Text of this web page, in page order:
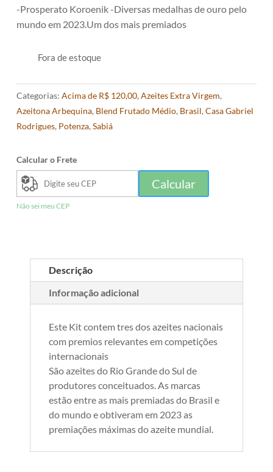
-Prosperato Koroenik -Diversas medalhas de ouro pelo
mundo em 2023.Um dos mais premiados
Fora de estoque
Categorias: Acima de R$ 120,00, Azeites Extra Virgem,
Azeitona Arbequina, Blend Frutado Médio, Brasil, Casa Gabriel
Rodrigues, Potenza, Sabiá
Calcular o Frete
Calcular
Não sei meu CEP
Descrição
Informação adicional
Este Kit contem tres dos azeites nacionais
com premios relevantes em competições
internacionais
São azeites do Rio Grande do Sul de
produtores conceituados. As marcas
estão entre as mais premiadas do Brasil e
do mundo e obtiveram em 2023 as
premiações máximas do azeite mundial.